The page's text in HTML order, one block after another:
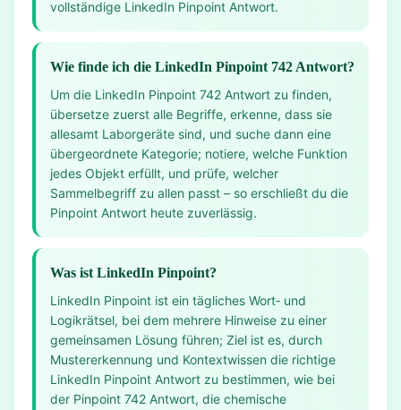
vollständige LinkedIn Pinpoint Antwort.
Wie finde ich die LinkedIn Pinpoint 742 Antwort?
Um die LinkedIn Pinpoint 742 Antwort zu finden,
übersetze zuerst alle Begriffe, erkenne, dass sie
allesamt Laborgeräte sind, und suche dann eine
übergeordnete Kategorie; notiere, welche Funktion
jedes Objekt erfüllt, und prüfe, welcher
Sammelbegriff zu allen passt – so erschließt du die
Pinpoint Antwort heute zuverlässig.
Was ist LinkedIn Pinpoint?
LinkedIn Pinpoint ist ein tägliches Wort‑ und
Logikrätsel, bei dem mehrere Hinweise zu einer
gemeinsamen Lösung führen; Ziel ist es, durch
Mustererkennung und Kontextwissen die richtige
LinkedIn Pinpoint Antwort zu bestimmen, wie bei
der Pinpoint 742 Antwort, die chemische